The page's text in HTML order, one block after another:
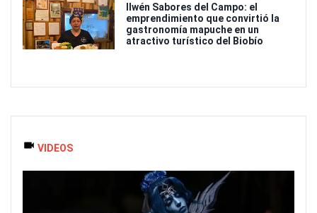
Ilwén Sabores del Campo: el
emprendimiento que convirtió la
gastronomía mapuche en un
atractivo turístico del Biobío
VIDEOS